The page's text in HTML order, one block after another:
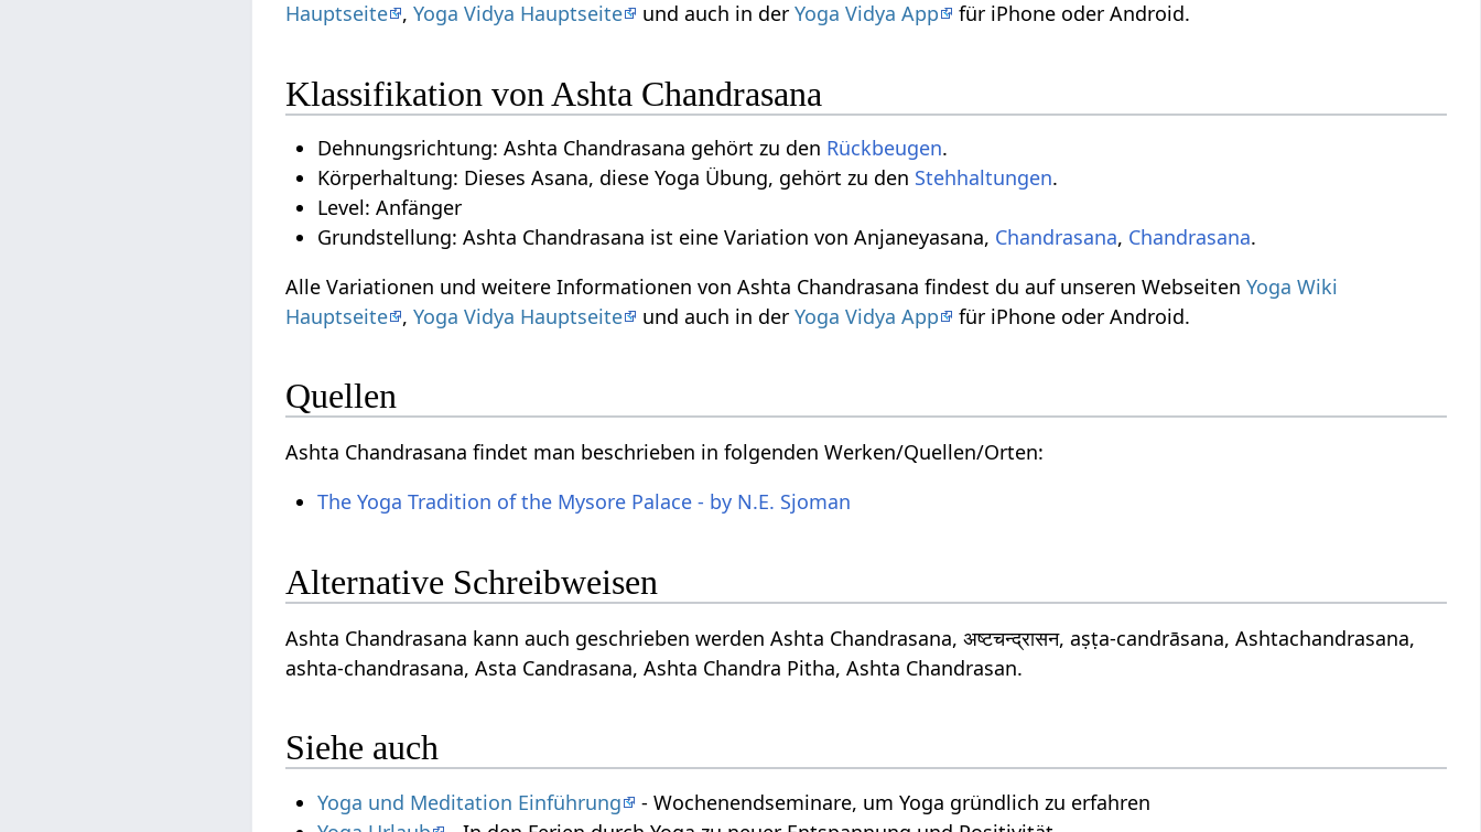
Hauptseite ,Yoga Vidya Hauptseite und auch in derYoga Vidya App für iPhone oder Android.
Klassifikation von Ashta Chandrasana
Dehnungsrichtung: Ashta Chandrasana gehört zu den Rückbeugen.
Körperhaltung: Dieses Asana, diese Yoga Übung, gehört zu den Stehhaltungen.
Level: Anfänger
Grundstellung: Ashta Chandrasana ist eine Variation von Anjaneyasana, Chandrasana, Chandrasana.
Alle Variationen und weitere Informationen von Ashta Chandrasana findest du auf unseren WebseitenYoga Wiki
Hauptseite ,Yoga Vidya Hauptseite und auch in derYoga Vidya App für iPhone oder Android.
Quellen
Ashta Chandrasana findet man beschrieben in folgenden Werken/Quellen/Orten:
The Yoga Tradition of the Mysore Palace - by N.E. Sjoman
Alternative Schreibweisen
Ashta Chandrasana kann auch geschrieben werden Ashta Chandrasana, अष्टचन्द्रासन, aṣṭa-candrāsana, Ashtachandrasana,
ashta-chandrasana, Asta Candrasana, Ashta Chandra Pitha, Ashta Chandrasan.
Siehe auch
Yoga und Meditation Einführung
- Wochenendseminare, um Yoga gründlich zu erfahren